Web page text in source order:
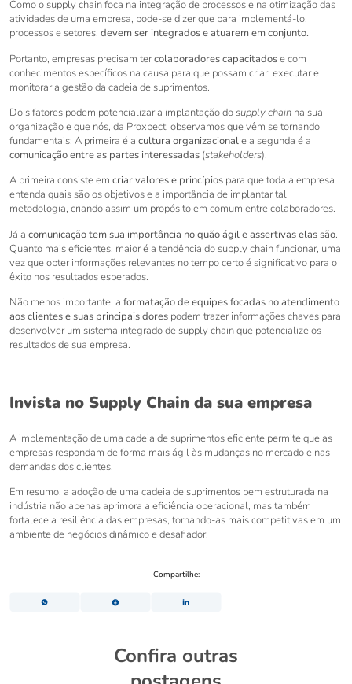
Como o supply chain foca na integração de processos e na otimização das
atividades de uma empresa, pode-se dizer que para implementá-lo,
processos e setores, devem ser integrados e atuarem em conjunto.
Portanto, empresas precisam tercolaboradores capacitadose com
conhecimentos específicos na causa para que possam criar, executar e
monitorar a gestão da cadeia de suprimentos.
Dois fatores podem potencializar a implantação dosupply chain na sua
organização e que nós, da Proxpect, observamos que vêm se tornando
fundamentais: A primeira é a cultura organizacionale a segunda é a
comunicação entre as partes interessadas (stakeholders).
A primeira consiste em criar valores e princípios para que toda a empresa
entenda quais são os objetivos e a importância de implantar tal
metodologia, criando assim um propósito em comum entre colaboradores.
Já a comunicação tem sua importância no quão ágil e assertivas elas são.
Quanto mais eficientes, maior é a tendência do supply chain funcionar, uma
vez que obter informações relevantes no tempo certo é significativo para o
êxito nos resultados esperados.
Não menos importante, a formatação de equipes focadas no atendimento
aos clientes e suas principais dores podem trazer informações chaves para
desenvolver um sistema integrado de supply chain que potencialize os
resultados de sua empresa.
Invista no Supply Chain da sua empresa
A implementação de uma cadeia de suprimentos eficiente permite que as
empresas respondam de forma mais ágil às mudanças no mercado e nas
demandas dos clientes.
Em resumo, a adoção de uma cadeia de suprimentos bem estruturada na
indústria não apenas aprimora a eficiência operacional, mas também
fortalece a resiliência das empresas, tornando-as mais competitivas em um
ambiente de negócios dinâmico e desafiador.
Compartilhe:
Confira outras